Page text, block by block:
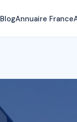
BlogAnnuaire France